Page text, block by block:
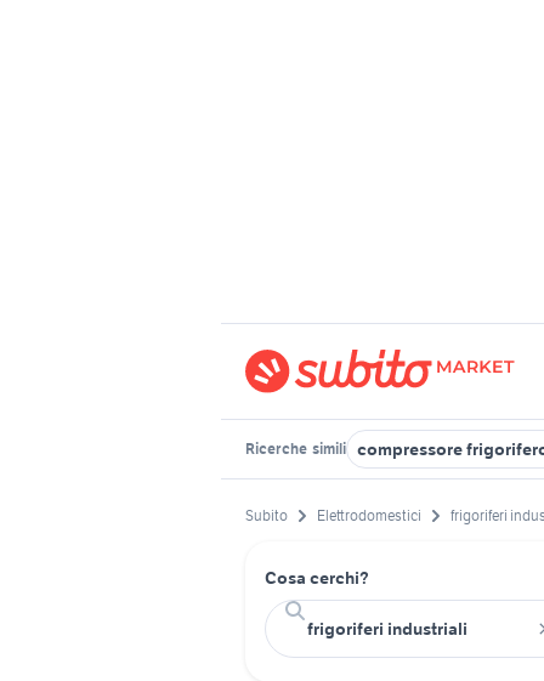
Ricerche simili compressore
Subito Elettrodomestici frigoriferi
Cosa cerchi?